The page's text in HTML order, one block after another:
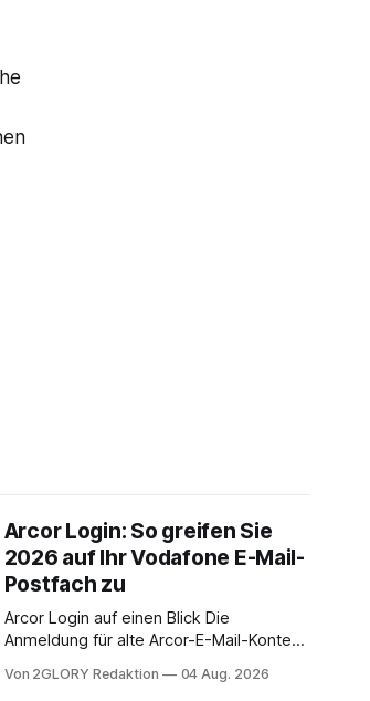
Arcor Login: So greifen Sie
2026 auf Ihr Vodafone E-Mail-
Postfach zu
Arcor Login auf einen Blick Die
Anmeldung für alte Arcor-E-Mail-Konten
noch eine e mail adresse mit der Endung
Von 2GLORY Redaktion 04 Aug. 2026